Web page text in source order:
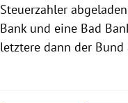
Steuerzahler
Bankund eine Bad
letztere dann der